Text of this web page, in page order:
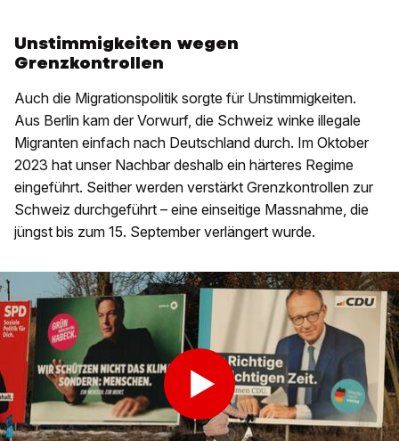
Unstimmigkeiten wegen
Grenzkontrollen
Auch die Migrationspolitik sorgte für Unstimmigkeiten.
Aus Berlin kam der Vorwurf, die Schweiz winke illegale
Migranten einfach nach Deutschland durch. Im Oktober
2023 hat unser Nachbar deshalb ein härteres Regime
eingeführt. Seither werden verstärkt Grenzkontrollen zur
Schweiz durchgeführt – eine einseitige Massnahme, die
jüngst bis zum 15. September verlängert wurde.